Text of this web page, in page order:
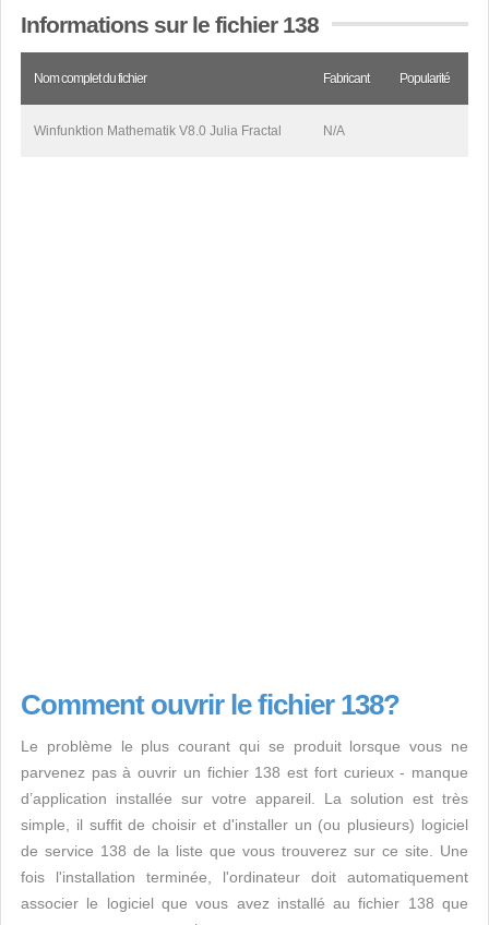
Informations sur le fichier 138
Nom complet du fichier Fabricant Popularité
Winfunktion Mathematik V8.0 Julia Fractal N/A
Comment ouvrir le fichier 138?
Le problème le plus courant qui se produit lorsque vous ne
parvenez pas à ouvrir un fichier 138 est fort curieux - manque
d’application installée sur votre appareil. La solution est très
simple, il suffit de choisir et d'installer un (ou plusieurs) logiciel
de service 138 de la liste que vous trouverez sur ce site. Une
fois l'installation terminée, l'ordinateur doit automatiquement
associer le logiciel que vous avez installé au fichier 138 que